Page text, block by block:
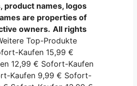
product names, logos
are properties of
owners. All rights
Top-Produkte
Kaufen 15,99 €
12,99 € Sofort-Kaufen
Kaufen 9,99 € Sofort-